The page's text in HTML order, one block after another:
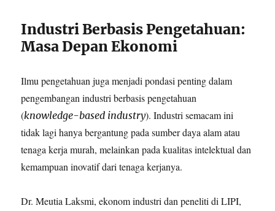
Industri Berbasis Pengetahuan:
Masa Depan Ekonomi
Ilmu pengetahuan juga menjadi pondasi penting dalam
pengembangan industri berbasis pengetahuan
(knowledge-based industry). Industri semacam ini
tidak lagi hanya bergantung pada sumber daya alam atau
tenaga kerja murah, melainkan pada kualitas intelektual dan
kemampuan inovatif dari tenaga kerjanya.
Dr. Meutia Laksmi, ekonom industri dan peneliti di LIPI,